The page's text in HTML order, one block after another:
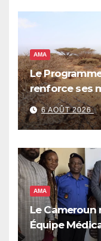
AMA
Le
renforce ses
de réponse
qui pourrait
millions de
alimentaire
6 AOÛT 2026
AMA
Le Cameroun
Équipe